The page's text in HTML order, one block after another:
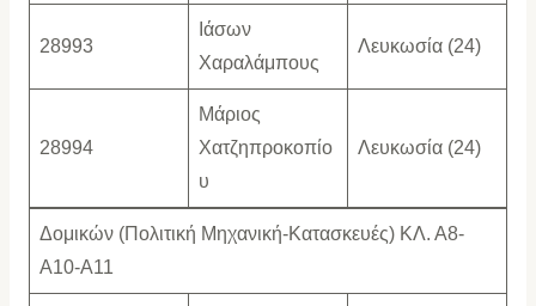
28993
Ιάσων
Χαραλάμπους
Λευκωσία (24)
28994
Μάριος
Χατζηπροκοπίο
υ
Λευκωσία (24)
Δομικών (Πολιτική Μηχανική-Κατασκευές) ΚΛ. Α8-
Α10-Α11